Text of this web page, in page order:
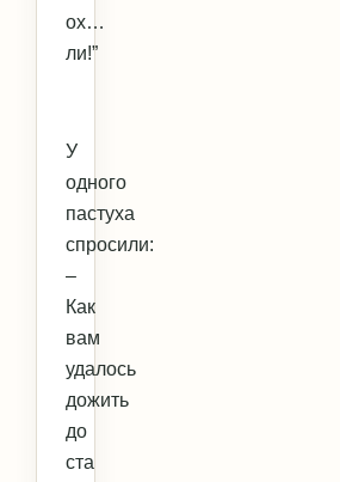
ох…
ли!”
У
одного
пастуха
спросили:
–
Как
вам
удалось
дожить
до
ста